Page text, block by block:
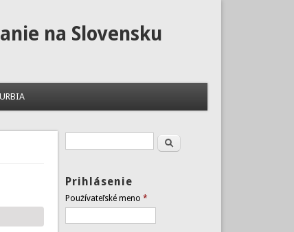
na Slovensku
Vyhľadávanie
Hľadať
Prihlásenie
Používateľské meno *